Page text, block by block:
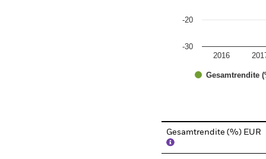
Gesamtrendite
2016
-30
-20
Gesamtrendite (%) EUR